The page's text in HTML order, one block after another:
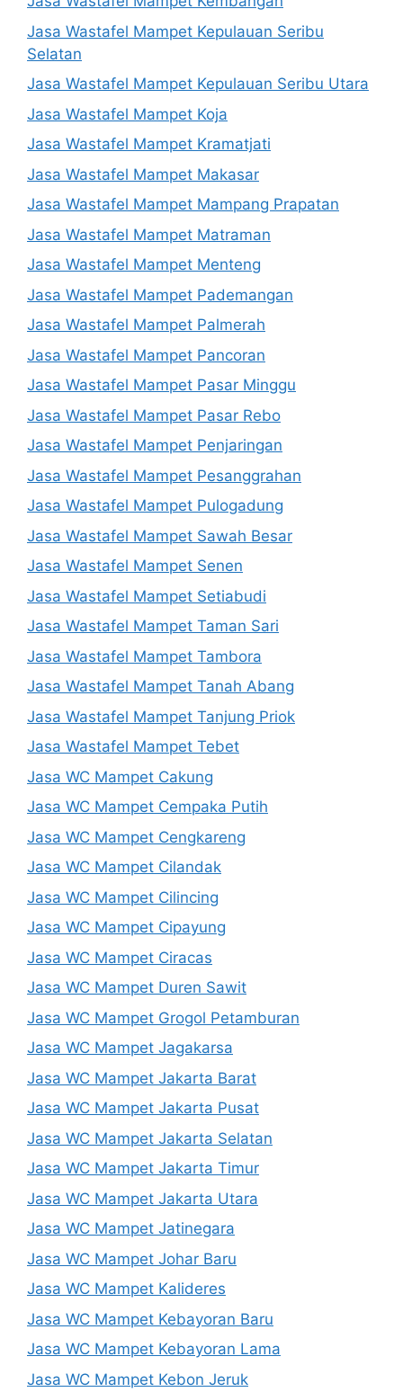
Jasa Wastafel Mampet Kepulauan Seribu
Selatan
Jasa Wastafel Mampet Kepulauan Seribu Utara
Jasa Wastafel Mampet Koja
Jasa Wastafel Mampet Kramatjati
Jasa Wastafel Mampet Makasar
Jasa Wastafel Mampet Mampang Prapatan
Jasa Wastafel Mampet Matraman
Jasa Wastafel Mampet Menteng
Jasa Wastafel Mampet Pademangan
Jasa Wastafel Mampet Palmerah
Jasa Wastafel Mampet Pancoran
Jasa Wastafel Mampet Pasar Minggu
Jasa Wastafel Mampet Pasar Rebo
Jasa Wastafel Mampet Penjaringan
Jasa Wastafel Mampet Pesanggrahan
Jasa Wastafel Mampet Pulogadung
Jasa Wastafel Mampet Sawah Besar
Jasa Wastafel Mampet Senen
Jasa Wastafel Mampet Setiabudi
Jasa Wastafel Mampet Taman Sari
Jasa Wastafel Mampet Tambora
Jasa Wastafel Mampet Tanah Abang
Jasa Wastafel Mampet Tanjung Priok
Jasa Wastafel Mampet Tebet
Jasa WC Mampet Cakung
Jasa WC Mampet Cempaka Putih
Jasa WC Mampet Cengkareng
Jasa WC Mampet Cilandak
Jasa WC Mampet Cilincing
Jasa WC Mampet Cipayung
Jasa WC Mampet Ciracas
Jasa WC Mampet Duren Sawit
Jasa WC Mampet Grogol Petamburan
Jasa WC Mampet Jagakarsa
Jasa WC Mampet Jakarta Barat
Jasa WC Mampet Jakarta Pusat
Jasa WC Mampet Jakarta Selatan
Jasa WC Mampet Jakarta Timur
Jasa WC Mampet Jakarta Utara
Jasa WC Mampet Jatinegara
Jasa WC Mampet Johar Baru
Jasa WC Mampet Kalideres
Jasa WC Mampet Kebayoran Baru
Jasa WC Mampet Kebayoran Lama
Jasa WC Mampet Kebon Jeruk